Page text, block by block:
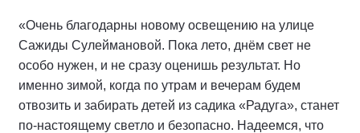
«Очень благодарны новому освещению на улице
Сажиды Сулеймановой. Пока лето, днём свет не
особо нужен, и не сразу оценишь результат. Но
именно зимой, когда по утрам и вечерам будем
отвозить и забирать детей из садика «Радуга», станет
по-настоящему светло и безопасно. Надеемся, что